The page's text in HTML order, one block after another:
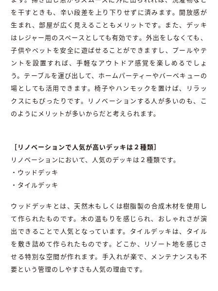
を干すときも、辛い段差を上り下りせずに済みます。開放感が
生まれ、部屋が広く見えることもメリットです。また、デッキ
はレジャー用のスペースとしても有効です。外出をしなくても、
子供やペットを安全に遊ばせることができますし、プールやテ
ントを設置すれば、手軽なアウトドア感覚を楽しめるでしょ
う。テーブルを運び出して、ホームパーティーやバーベキューの
場としても活用できます。椅子やハンモックを置けば、リラッ
クスにもぴったりです。リノベーションする人が多いのも、こ
のようにメリットが多いからだと考えられます。
［リノベーションで人気が高いデッキは２種類］
リノベーションにおいて、人気のデッキは２種類です。
・ウッドデッキ
・タイルデッキ
ウッドデッキとは、天然木もしくは樹脂製の合成木材を使用し
て作られたものです。木の温もりを感じられ、おしゃれさが演
出できることで人気となっています。タイルデッキは、タイル
を敷き詰めて作られたものです。どこか、リゾート地を感じさ
せる特別な空間が作れます。手入れが楽で、メンテナンスも不
要という管理のしやすさも人気の理由です。